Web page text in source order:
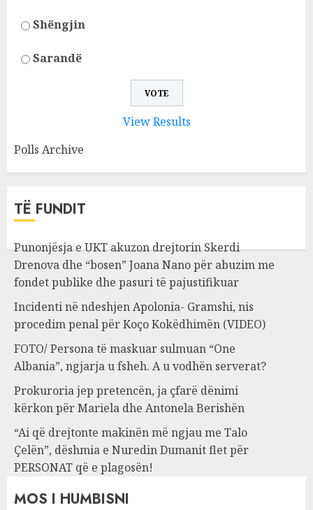
Shëngjin
Sarandë
View Results
Polls Archive
TË FUNDIT
Punonjësja e UKT akuzon drejtorin Skerdi
Drenova dhe “bosen” Joana Nano për abuzim me
fondet publike dhe pasuri të pajustifikuar
Incidenti në ndeshjen Apolonia- Gramshi, nis
procedim penal për Koço Kokëdhimën (VIDEO)
FOTO/ Persona të maskuar sulmuan “One
Albania”, ngjarja u fsheh. A u vodhën serverat?
Prokuroria jep pretencën, ja çfarë dënimi
kërkon për Mariela dhe Antonela Berishën
“Ai që drejtonte makinën më ngjau me Talo
Çelën”, dëshmia e Nuredin Dumanit flet për
PERSONAT që e plagosën!
MOS I HUMBISNI